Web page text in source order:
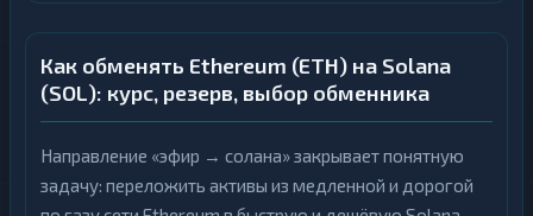
Как обменять Ethereum (ETH) на Solana
(SOL): курс, резерв, выбор обменника
Направление «эфир → солана» закрывает понятную
задачу: переложить активы из медленной и дорогой